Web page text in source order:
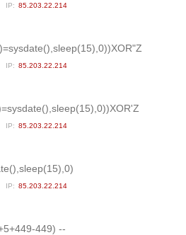
85.203.22.214
85.203.22.214
85.203.22.214
85.203.22.214
449) --